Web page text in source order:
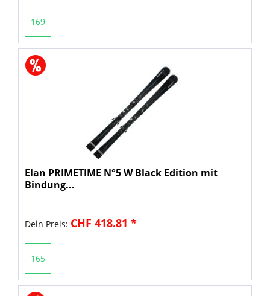
169
Elan PRIMETIME N°5 W Black Edition mit
Bindung...
Dein Preis: CHF 418.81 *
165